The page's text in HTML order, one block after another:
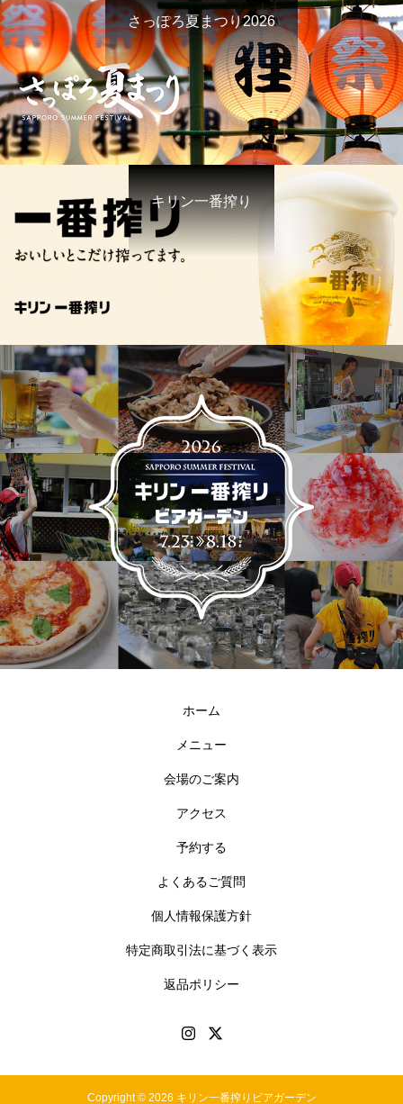
さっぽろ夏まつり2026
キリン一番搾り
ホーム
メニュー
会場のご案内
アクセス
予約する
よくあるご質問
個人情報保護方針
特定商取引法に基づく表示
返品ポリシー
Copyright © 2026 キリン一番搾りビアガーデン